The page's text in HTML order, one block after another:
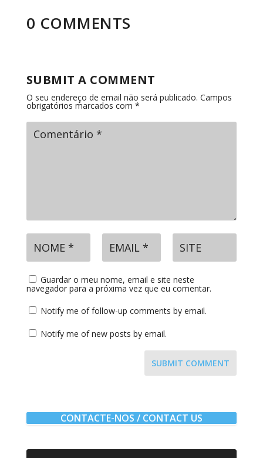
0 COMMENTS
SUBMIT A COMMENT
O seu endereço de email não será publicado. Campos
obrigatórios marcados com *
Guardar o meu nome, email e site neste
navegador para a próxima vez que eu comentar.
Notify me of follow-up comments by email.
Notify me of new posts by email.
SUBMIT COMMENT
CONTACTE-NOS / CONTACT US